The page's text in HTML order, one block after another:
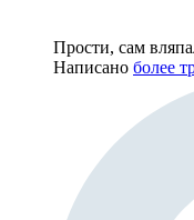
Прости, сам
Написано более